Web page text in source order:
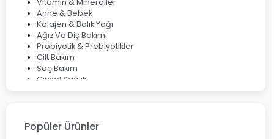
Anne & Bebek
Kolajen & Balık Yağı
Ağız Ve Diş Bakımı
Probiyotik & Prebiyotikler
Cilt Bakım
Saç Bakım
Cinsel Sağlık
Popüler Ürünler